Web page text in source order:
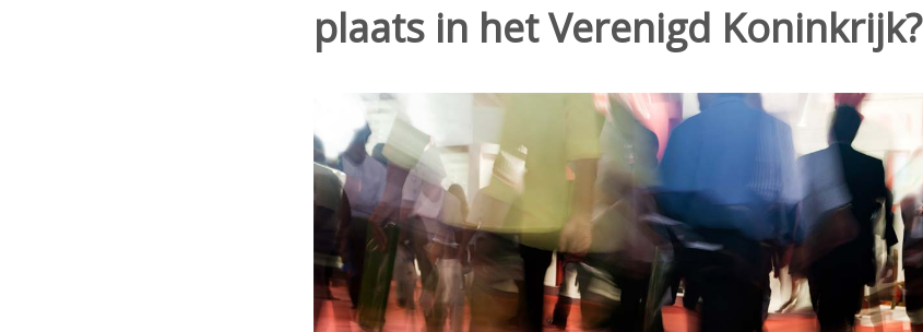
plaats in het Verenigd Koninkrijk?